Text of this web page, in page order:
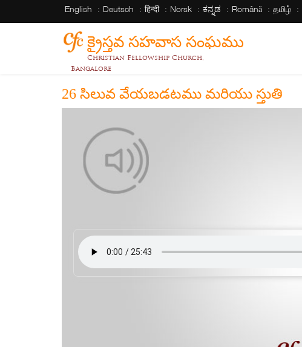
English Deutsch हिन्दी Norsk ಕನ್ನಡ Română தமிழ்
క్రైస్తవ సహవాస సంఘము
Christian Fellowship Church,
Bangalore
26 సిలువ వేయబడటము మరియు స్తుతి